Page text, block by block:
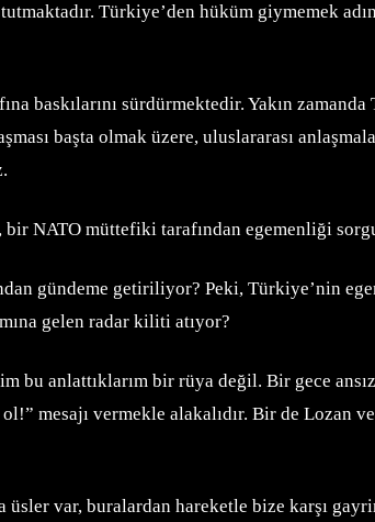
Türkiye’den hüküm giymemek
baskılarını sürdürmektedir. Yakın
başta olmak üzere, uluslararası
NATO müttefiki tarafından egemenliği
gündeme getiriliyor? Peki, Türkiye’nin
gelen radar kiliti atıyor?
bu anlattıklarım bir rüya değil. Bir gece
mesajı vermekle alakalıdır. Bir de Lozan
var, buralardan hareketle bize karşı